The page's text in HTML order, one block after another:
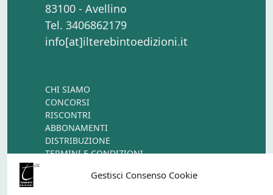
Gestisci Consenso Cookie
83100 - Avellino
Tel. 3406862179
info[at]ilterebintoedizioni.it
CHI SIAMO
CONCORSI
RISCONTRI
ABBONAMENTI
DISTRIBUZIONE
TERMINI E CONDIZIONI